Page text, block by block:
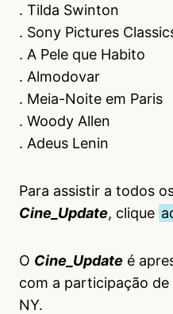
. Tilda Swinton
. Sony Pictures
. A Pele que Habito
. Almodovar
. Meia-Noite em Paris
. Woody Allen
. Adeus Lenin
Para assistir a todos
Cine_Update, clique
O Cine_Update é
com a participação
NY.